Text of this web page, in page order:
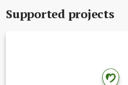
Supported projects